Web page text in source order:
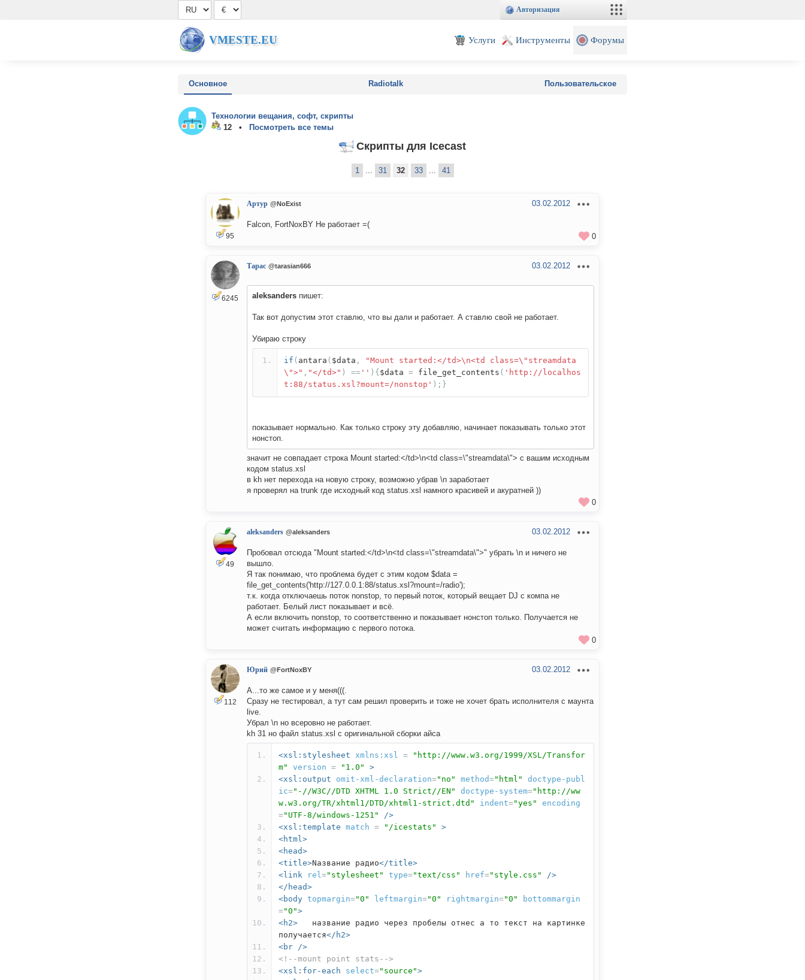
Авторизация
VMESTE.EU Услуги Инструменты Форумы
Основное Radiotalk Пользовательское
Технологии вещания, софт, скрипты
12 •
Посмотреть все темы
Скрипты для Icecast
1 ... 31 32 33 ... 41
95
Артур @NoExist 03.02.2012
Falcon, FortNoxBY Не работает =(
0
6245
Тарас @tarasian666 03.02.2012
aleksanders пишет:
Так вот допустим этот ставлю, что вы дали и работает. А ставлю свой не работает.
Убираю строку
if ( antara ( $data ,
"Mount started:</td>\n<td class=\"streamdata
\">" , "</td>" ) == '' ){ $data = file_get_contents ( 'http://localhos
t:88/status.xsl?mount=/nonstop' );}
показывает нормально. Как только строку эту добавляю, начинает показывать только этот
нонстоп.
значит не совпадает строка Mount started:</td>\n<td class=\"streamdata\"> с вашим исходным
кодом status.xsl
в kh нет перехода на новую строку, возможно убрав \n заработает
я проверял на trunk где исходный код status.xsl намного красивей и акуратней ))
0
49
aleksanders @aleksanders 03.02.2012
Пробовал отсюда "Mount started:</td>\n<td class=\"streamdata\">" убрать \n и ничего не
вышло.
Я так понимаю, что проблема будет с этим кодом $data =
file_get_contents('http://127.0.0.1:88/status.xsl?mount=/radio');
т.к. когда отключаешь поток nonstop, то первый поток, который вещает DJ с компа не
работает. Белый лист показывает и всё.
А если включить nonstop, то соответственно и показывает нонстоп только. Получается не
может считать информацию с первого потока.
0
112
Юрий @FortNoxBY 03.02.2012
А...то же самое и у меня(((.
Сразу не тестировал, а тут сам решил проверить и тоже не хочет брать исполнителя с маунта
live.
Убрал \n но всеровно не работает.
kh 31 но файл status.xsl с оригинальной сборки айса
<xsl:stylesheet xmlns:xsl =
"http://www.w3.org/1999/XSL/Transfor
m"
version = "1.0"
>
<xsl:output
omit-xml-declaration="no" method="html"
doctype-publ
ic="-//W3C//DTD XHTML 1.0 Strict//EN" doctype-system="http://ww
w.w3.org/TR/xhtml1/DTD/xhtml1-strict.dtd"
indent="yes"
encoding
="UTF-8/windows-1251"
/>
<xsl:template match = "/icestats"
>
<html>
<head>
<title>Nазвание радио</title>
<link
rel="stylesheet" type="text/css" href="style.css"
/>
</head>
<body topmargin="0" leftmargin="0" rightmargin="0"
bottommargin
="0">
<h2> название радио через пробелы отнес а то текст на картинке
получается</h2>
<br />
<!--mount point stats-->
<xsl:for-each
select="source">